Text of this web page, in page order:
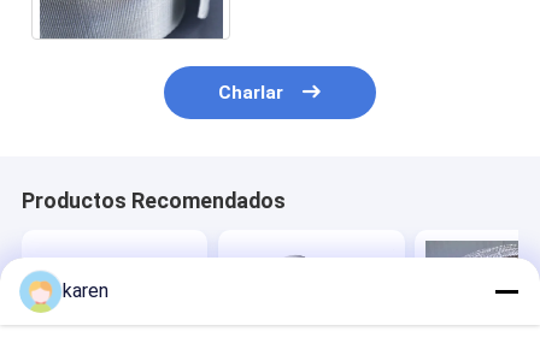
Charlar
Productos Recomendados
karen